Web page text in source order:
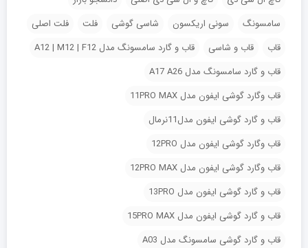
سامسونگ
سونی اریکسون شاسی گوشی فلت
فلت اصلی
قاب
قاب و شاسی
قاب و گارد سامسونگ مدل A12 | M12 | F12
قاب و گارد سامسونگ مدل A17 A26
قاب وگارد گوشی ایفون مدل 11PRO MAX
قاب و گارد گوشی ایفون مدل11نرمال
قاب وگارد گوشی ایفون مدل 12PRO
قاب وگارد گوشی ایفون مدل 12PRO MAX
قاب و گارد گوشی ایفون مدل 13PRO
قاب و گارد گوشی ایفون مدل 15PRO MAX
قاب و گارد گوشی سامسونگ مدل A03